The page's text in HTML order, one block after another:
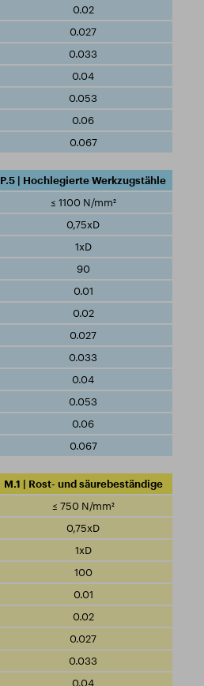
0.02
0.027
0.033
0.04
0.053
0.06
0.067
P.5 | Hochlegierte Werkzugstähle
≤ 1100 N/mm²
0,75xD
1xD
90
0.01
0.02
0.027
0.033
0.04
0.053
0.06
0.067
M.1 | Rost- und säurebeständige
≤ 750 N/mm²
0,75xD
1xD
100
0.01
0.02
0.027
0.033
0.04